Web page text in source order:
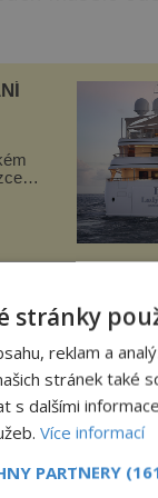
jakousi
k častým a
stránky
reklam a
stránek také
s dalšími
Více informací
PARTNERY